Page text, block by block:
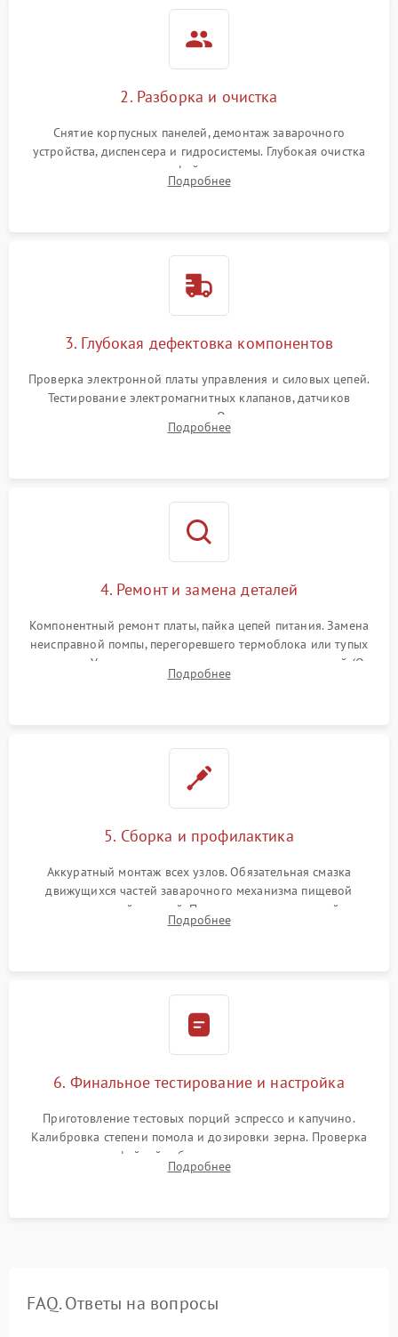
2. Разборка и очистка
Снятие корпусных панелей, демонтаж заварочного
устройства, диспенсера и гидросистемы. Глубокая очистка
внутренних узлов от кофейных масел, жмыха и накипи.
Промывка дренажных каналов и фильтров с использованием
Подробнее
3. Глубокая дефектовка компонентов
Проверка электронной платы управления и силовых цепей.
Тестирование электромагнитных клапанов, датчиков
температуры и расходомера. Оценка степени износа
жерновов кофемолки, уплотнительных колец гидросистемы
Подробнее
4. Ремонт и замена деталей
Компонентный ремонт платы, пайка цепей питания. Замена
неисправной помпы, перегоревшего термоблока или тупых
жерновов. Установка новых силиконовых уплотнителей (O-
ring) и тефлоновых трубок для надежного устранения
Подробнее
5. Сборка и профилактика
Аккуратный монтаж всех узлов. Обязательная смазка
движущихся частей заварочного механизма пищевой
силиконовой смазкой. Проведение программной
декальцинации и очистки системы от кофейных масел.
Подробнее
6. Финальное тестирование и настройка
Приготовление тестовых порций эспрессо и капучино.
Калибровка степени помола и дозировки зерна. Проверка
плотности кофейной таблетки, температуры напитка и
качества молочной пены. Контроль отсутствия посторонних
Подробнее
FAQ. Ответы на вопросы